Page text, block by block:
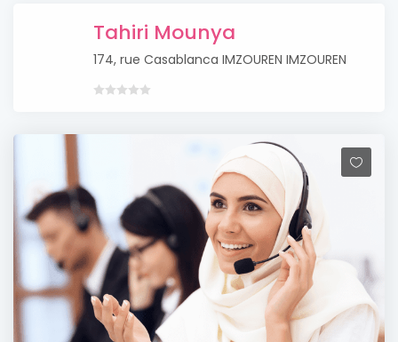
Tahiri Mounya
174, rue Casablanca IMZOUREN IMZOUREN